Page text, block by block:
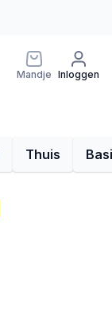
Mandje Inloggen
Thuis